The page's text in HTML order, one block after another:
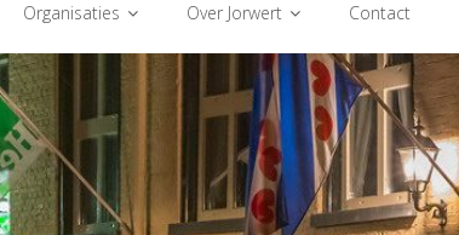
Organisaties Over Jorwert Contact